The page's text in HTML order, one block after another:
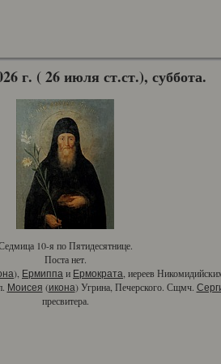
г. ( 26 июля ст.ст.), суббота.
10-я по Пятидесятнице.
Поста нет.
), Ермиппа и Ермократа , иереев
Моисея (икона) Угрина, Печерского. Сщмч.
пресвитера.